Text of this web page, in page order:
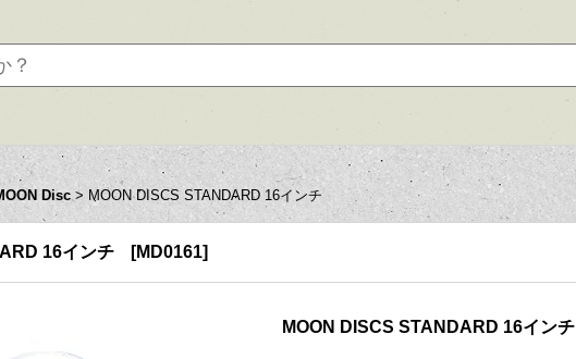
Disc > MOON DISCS STANDARD 16インチ
16インチ [MD0161]
MOON DISCS STANDARD 16インチ